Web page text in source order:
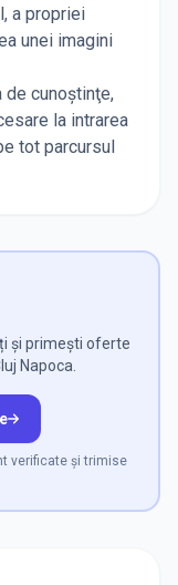
a propriei
unei imagini
de cunoştinţe,
la intrarea
tot parcursul
și primești oferte
Napoca.
verificate și trimise